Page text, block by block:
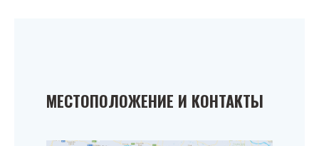
МЕСТОПОЛОЖЕНИЕ И КОНТАКТЫ